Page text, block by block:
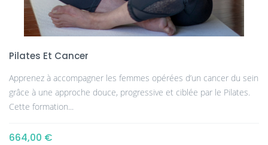
Pilates Et Cancer
Apprenez à accompagner les femmes opérées d’un cancer du sein
grâce à une approche douce, progressive et ciblée par le Pilates.
Cette formation...
664,00 €